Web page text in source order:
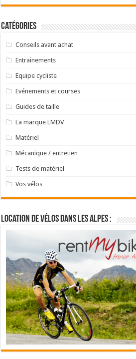
Catégories
Conseils avant achat
Entrainements
Equipe cycliste
Evénements et courses
Guides de taille
La marque LMDV
Matériel
Mécanique / entretien
Tests de matériel
Vos vélos
Location de vélos dans les Alpes :